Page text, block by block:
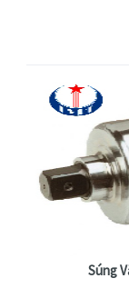
Súng